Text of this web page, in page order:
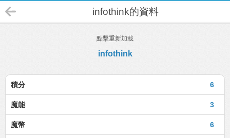
infothink的資料
點擊重新加載
infothink
6
積分
3
魔能
6
魔幣